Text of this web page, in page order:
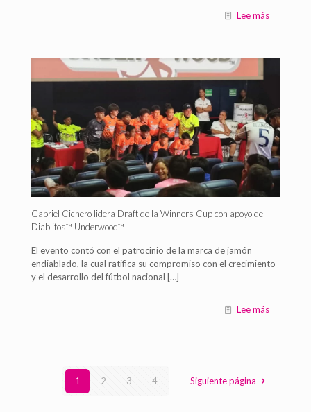
Lee más
Gabriel Cichero lidera Draft de la Winners Cup con apoyo de
Diablitos™ Underwood™
El evento contó con el patrocinio de la marca de jamón
endiablado, la cual ratifica su compromiso con el crecimiento
y el desarrollo del fútbol nacional […]
Lee más
1 2 3 4 Siguiente página